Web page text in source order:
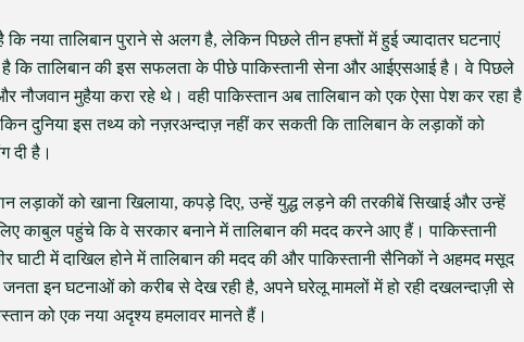
कि नया तालिबान पुराने से अलग है, लेकिन पिछले तीन हफ्तों में हुई ज्यादातर घटनाएं
कि तालिबान की इस सफलता के पीछे पाकिस्तानी सेना और आईएसआई है। वे पिछले
मुहैया करा रहे थे। वही पाकिस्तान अब तालिबान को एक ऐसा पेश कर रहा है
दुनिया इस तथ्य को नज़रअन्दाज़ नहीं कर सकती कि तालिबान के लड़ाकों को
दी है।
लड़ाकों को खाना खिलाया, कपड़े दिए, उन्हें युद्ध लड़ने की तरकीबें सिखाई और उन्हें
पहुंचे कि वे सरकार बनाने में तालिबान की मदद करने आए हैं। पाकिस्तानी
घाटी में दाखिल होने में तालिबान की मदद की और पाकिस्तानी सैनिकों ने अहमद मसूद
इन घटनाओं को करीब से देख रही है, अपने घरेलू मामलों में हो रही दखलन्दाज़ी से
को एक नया अदृश्य हमलावर मानते हैं।